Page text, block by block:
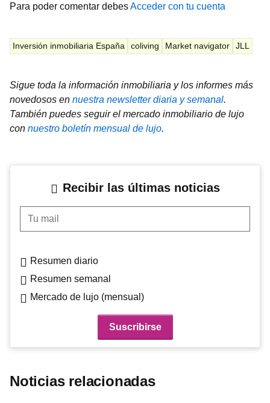
Para poder comentar debesAcceder con tu cuenta
Inversión inmobiliaria España coliving Market navigator JLL
Sigue toda la información inmobiliaria y los informes más
novedosos en nuestra newsletter diaria y semanal.
También puedes seguir el mercado inmobiliario de lujo
con nuestro boletín mensual de lujo.
Recibir las últimas noticias
Tu mail
Resumen diario
Resumen semanal
Mercado de lujo (mensual)
Noticias relacionadas